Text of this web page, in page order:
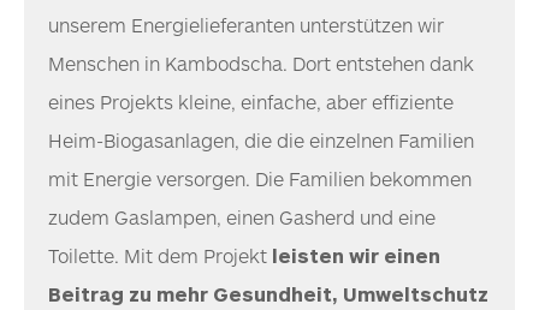
unserem Energielieferanten unterstützen wir
Menschen in Kambodscha. Dort entstehen dank
eines Projekts kleine, einfache, aber effiziente
Heim-Biogasanlagen, die die einzelnen Familien
mit Energie versorgen. Die Familien bekommen
zudem Gaslampen, einen Gasherd und eine
Toilette. Mit dem Projekt leisten wir einen
Beitrag zu mehr Gesundheit, Umweltschutz